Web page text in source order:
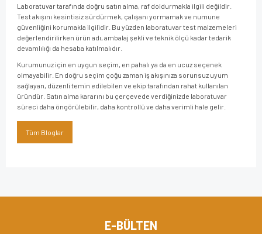
Laboratuvar tarafında doğru satın alma, raf doldurmakla ilgili değildir.
Test akışını kesintisiz sürdürmek, çalışanı yormamak ve numune
güvenliğini korumakla ilgilidir. Bu yüzden laboratuvar test malzemeleri
değerlendirilirken ürün adı, ambalaj şekli ve teknik ölçü kadar tedarik
devamlılığı da hesaba katılmalıdır.
Kurumunuz için en uygun seçim, en pahalı ya da en ucuz seçenek
olmayabilir. En doğru seçim çoğu zaman iş akışınıza sorunsuz uyum
sağlayan, düzenli temin edilebilen ve ekip tarafından rahat kullanılan
üründür. Satın alma kararını bu çerçevede verdiğinizde laboratuvar
süreci daha öngörülebilir, daha kontrollü ve daha verimli hale gelir.
Tüm Bloglar
E-BÜLTEN